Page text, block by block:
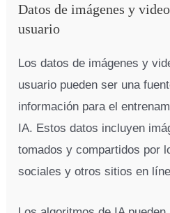
Datos de imágenes y
usuario
Los datos de imágenes y
usuario pueden ser una
información para el
IA. Estos datos incluyen
tomados y compartidos por
sociales y otros sitios en